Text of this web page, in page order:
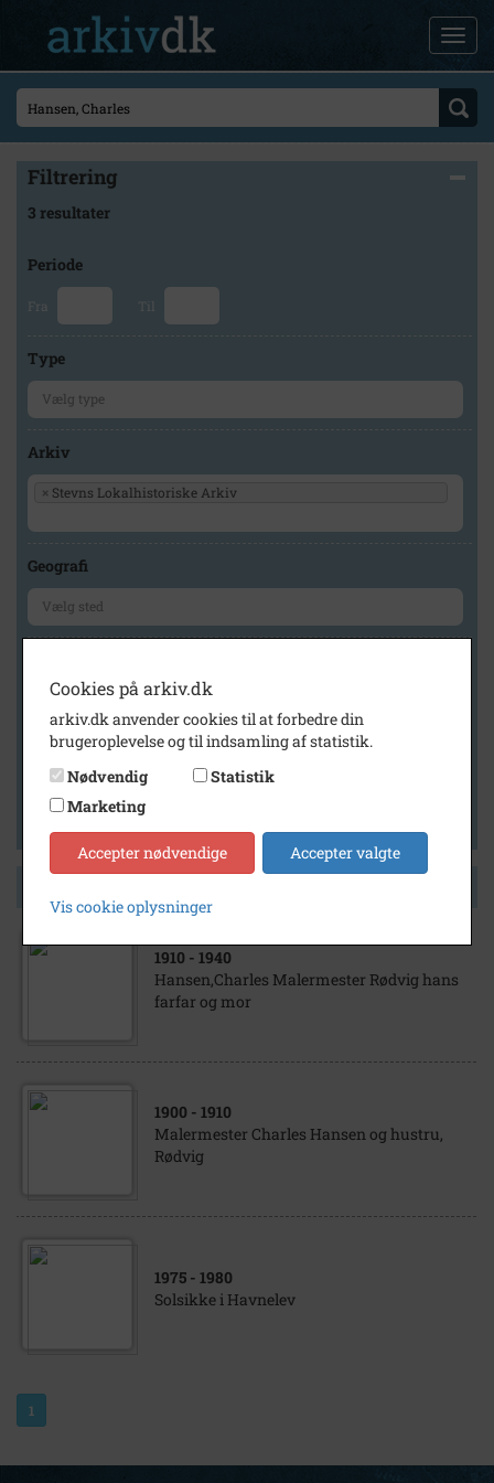
Filtrering
3 resultater
Periode
Fra Til
Type
Arkiv
× Stevns Lokalhistoriske Arkiv
Geografi
Vis kun med billeder
Vis kun med filmklip
Vis kun med kilder
1910 - 1940
Hansen,Charles Malermester Rødvig hans
farfar og mor
1900 - 1910
Malermester Charles Hansen og hustru,
Rødvig
1975 - 1980
Solsikke i Havnelev
1
Cookies på arkiv.dk
arkiv.dk anvender cookies til at forbedre din
brugeroplevelse og til indsamling af statistik.
Nødvendig
Statistik
Marketing
Accepter nødvendige Accepter valgte
Vis cookie oplysninger